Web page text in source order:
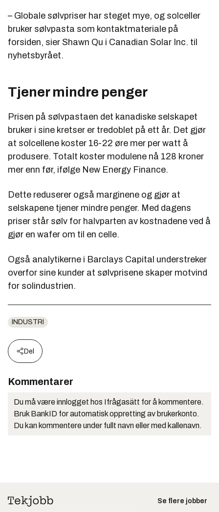
– Globale sølvpriser har steget mye, og solceller
bruker sølvpasta som kontaktmateriale på
forsiden, sier Shawn Qu i Canadian Solar Inc. til
nyhetsbyrået.
Tjener mindre penger
Prisen på sølvpastaen det kanadiske selskapet
bruker i sine kretser er tredoblet på ett år. Det gjør
at solcellene koster 16-22 øre mer per watt å
produsere. Totalt koster modulene nå 128 kroner
mer enn før, ifølge New Energy Finance.
Dette reduserer også marginene og gjør at
selskapene tjener mindre penger. Med dagens
priser står sølv for halvparten av kostnadene ved å
gjør en wafer om til en celle.
Også analytikerne i Barclays Capital understreker
overfor sine kunder at sølvprisene skaper motvind
for solindustrien.
INDUSTRI
Del
Kommentarer
Du må være innlogget hos Ifrågasätt for å kommentere.
Bruk BankID for automatisk oppretting av brukerkonto.
Du kan kommentere under fullt navn eller med kallenavn.
Se flere jobber